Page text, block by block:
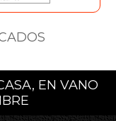
EN VANO